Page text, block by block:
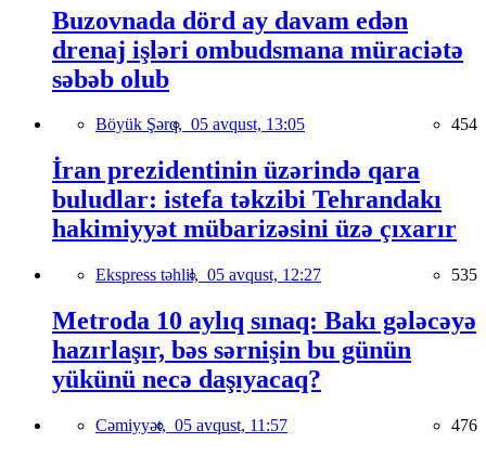
Buzovnada dörd ay davam edən
drenaj işləri ombudsmana müraciətə
səbəb olub
Böyük Şərq, 05 avqust, 13:05 454
İran prezidentinin üzərində qara
buludlar: istefa təkzibi Tehrandakı
hakimiyyət mübarizəsini üzə çıxarır
Ekspress təhlil, 05 avqust, 12:27 535
Metroda 10 aylıq sınaq: Bakı gələcəyə
hazırlaşır, bəs sərnişin bu günün
yükünü necə daşıyacaq?
Cəmiyyət, 05 avqust, 11:57 476